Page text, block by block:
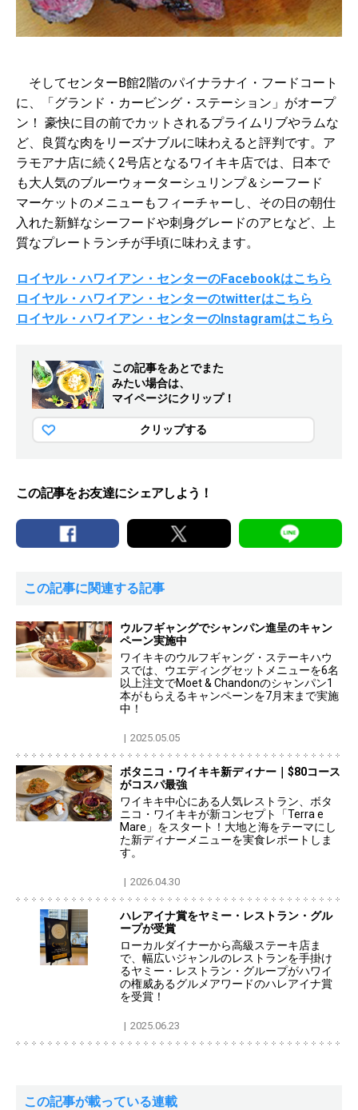
そしてセンターB館2階のパイナラナイ・フードコート
に、「グランド・カービング・ステーション」がオープ
ン！ 豪快に目の前でカットされるプライムリブやラムな
ど、良質な肉をリーズナブルに味わえると評判です。ア
ラモアナ店に続く2号店となるワイキキ店では、日本で
も大人気のブルーウォーターシュリンプ＆シーフード
マーケットのメニューもフィーチャーし、その日の朝仕
入れた新鮮なシーフードや刺身グレードのアヒなど、上
質なプレートランチが手頃に味わえます。
ロイヤル・ハワイアン・センターのFacebookはこちら
ロイヤル・ハワイアン・センターのtwitterはこちら
ロイヤル・ハワイアン・センターのInstagramはこちら
この記事をあとでまた
みたい場合は、
マイページにクリップ！
クリップする
この記事をお友達にシェアしよう！
この記事に関連する記事
ウルフギャングでシャンパン進呈のキャン
ペーン実施中
ワイキキのウルフギャング・ステーキハウ
スでは、ウエディングセットメニューを6名
以上注文でMoet & Chandonのシャンパン1
本がもらえるキャンペーンを7月末まで実施
中！
2025.05.05
ボタニコ・ワイキキ新ディナー｜$80コース
がコスパ最強
ワイキキ中心にある人気レストラン、ボタ
ニコ・ワイキキが新コンセプト「Terra e
Mare」をスタート！大地と海をテーマにし
た新ディナーメニューを実食レポートしま
す。
2026.04.30
ハレアイナ賞をヤミー・レストラン・グル
ープが受賞
ローカルダイナーから高級ステーキ店ま
で、幅広いジャンルのレストランを手掛け
るヤミー・レストラン・グループがハワイ
の権威あるグルメアワードのハレアイナ賞
を受賞！
2025.06.23
この記事が載っている連載